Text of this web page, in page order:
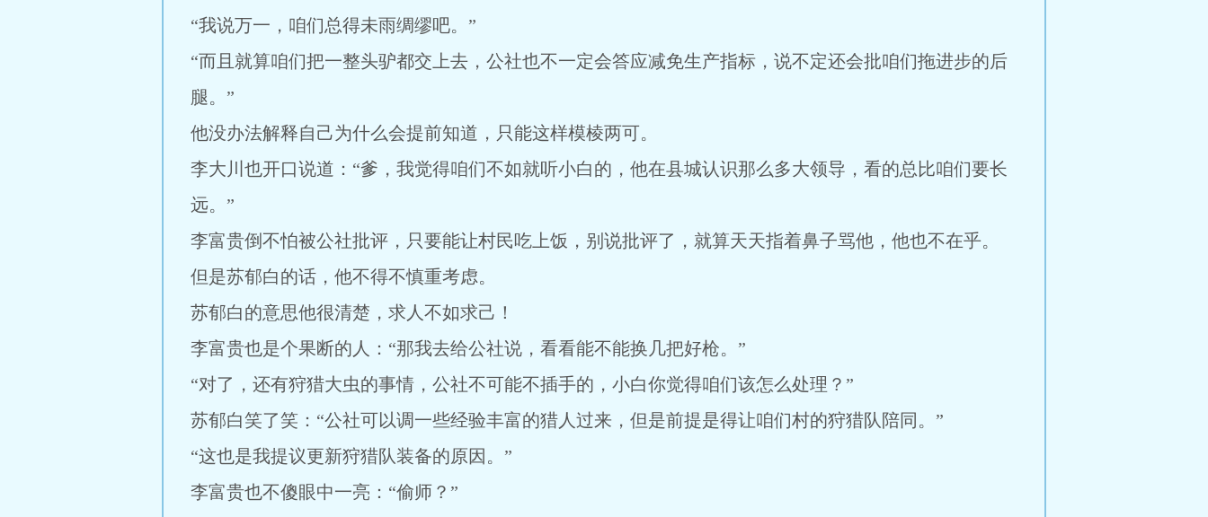
“我说万一，咱们总得未雨绸缪吧。”
“而且就算咱们把一整头驴都交上去，公社也不一定会答应减免生产指标，说不定还会批咱们拖进步的后
腿。”
他没办法解释自己为什么会提前知道，只能这样模棱两可。
李大川也开口说道：“爹，我觉得咱们不如就听小白的，他在县城认识那么多大领导，看的总比咱们要长
远。”
李富贵倒不怕被公社批评，只要能让村民吃上饭，别说批评了，就算天天指着鼻子骂他，他也不在乎。
但是苏郁白的话，他不得不慎重考虑。
苏郁白的意思他很清楚，求人不如求己！
李富贵也是个果断的人：“那我去给公社说，看看能不能换几把好枪。”
“对了，还有狩猎大虫的事情，公社不可能不插手的，小白你觉得咱们该怎么处理？”
苏郁白笑了笑：“公社可以调一些经验丰富的猎人过来，但是前提是得让咱们村的狩猎队陪同。”
“这也是我提议更新狩猎队装备的原因。”
李富贵也不傻眼中一亮：“偷师？”